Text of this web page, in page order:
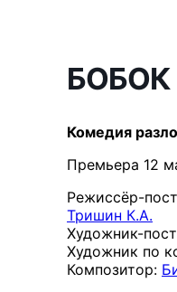
БОБОК
Комедия
Премьера 12
Режиссёр-
Тришин К.А.
Художник-
Художник по
Композитор: